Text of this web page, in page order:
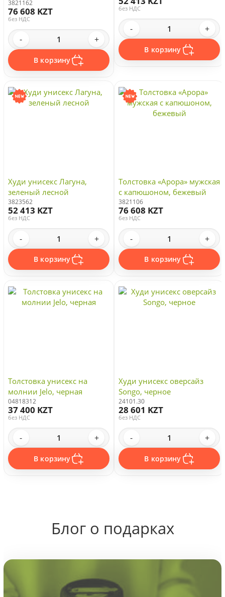
3821162
76 608 KZT
без НДС
- +
В корзину
без НДС
- +
В корзину
Худи унисекс Лагуна,
зеленый лесной
3823562
52 413 KZT
без НДС
- +
В корзину
Толстовка «Арора» мужская
с капюшоном, бежевый
3821106
76 608 KZT
без НДС
- +
В корзину
Толстовка унисекс на
молнии Jelo, черная
04818312
37 400 KZT
без НДС
- +
В корзину
Худи унисекс оверсайз
Songo, черное
24101.30
28 601 KZT
без НДС
- +
В корзину
Блог о подарках